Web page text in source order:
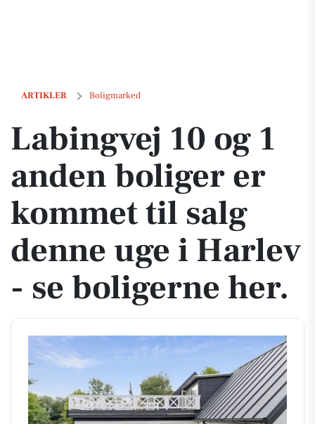
ARTIKLER Boligmarked
Labingvej 10 og 1 anden boliger er kommet til salg denne uge i
Labingvej 10 og 1
anden boliger er
kommet til salg
denne uge i Harlev
- se boligerne her.